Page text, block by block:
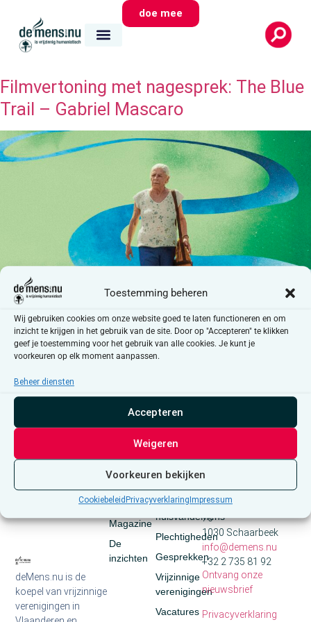
Toestemming beheren
Wij gebruiken cookies om onze website goed te laten functioneren en om
inzicht te krijgen in het gebruik van de site. Door op "Accepteren" te klikken
geef je toestemming voor het gebruik van alle cookies. Je kunt je
voorkeuren op elk moment aanpassen.
Beheer diensten
Accepteren
Weigeren
Voorkeuren bekijken
Cookiebeleid Privacyverklaring Impressum
doe mee
Filmvertoning met nagesprek: The Blue
Trail – Gabriel Mascaro
Campus Willems 2026: respect voor mensenrechten In 2026 zet
wereldwijd als in België staan fundamentele vrijheden onder
druk: van persvrijheid en het recht op […]
deMens.nu is de
koepel van vrijzinnige
verenigingen in
Snel
naar
huisvandeMens
Plechtigheden
Gesprekken
Vrijzinnige
verenigingen
Vacatures
Media
Nieuws
Magazine
De
inzichten
Contact
Auguste Reyerslaan
70
1030 Schaarbeek
info@demens.nu
+32 2 735 81 92
Ontvang onze
nieuwsbrief
Privacyverklaring